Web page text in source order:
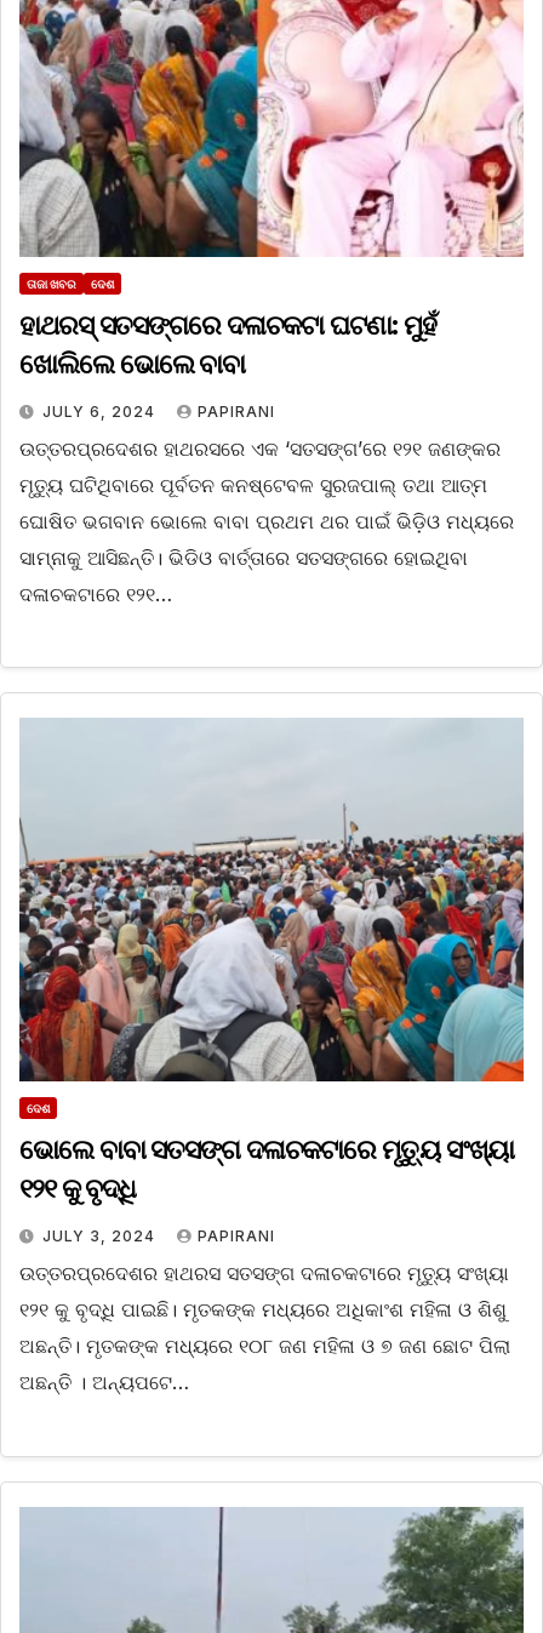
ତାଜା ଖବର ଦେଶ
ହାଥରସ୍ ସତସଙ୍ଗରେ ଦଳାଚକଟା ଘଟଣା: ମୁହଁ
ଖୋଲିଲେ ଭୋଲେ ବାବା
JULY 6, 2024 PAPIRANI
ଉତ୍ତରପ୍ରଦେଶର ହାଥରସରେ ଏକ ‘ସତସଙ୍ଗ’ରେ ୧୨୧ ଜଣଙ୍କର
ମୃତ୍ୟୁ ଘଟିଥିବାରେ ପୂର୍ବତନ କନଷ୍ଟେବଳ ସୁରଜପାଲ୍‌ ତଥ‌ା ଆତ୍ମ
ଘୋଷିତ ଭଗବାନ ଭୋଲେ ବାବା ପ୍ରଥମ ଥର ପାଇଁ ଭିଡ଼ିଓ ମଧ୍ୟରେ
ସାମ୍ନାକୁ ଆସିଛନ୍ତି। ଭିଡିଓ ବାର୍ତ୍ତାରେ ସତସଙ୍ଗରେ ହୋଇଥିବା
ଦଳାଚକଟାରେ ୧୨୧…
ଦେଶ
ଭୋଲେ ବାବା ସତସଙ୍ଗ ଦଳାଚକଟାରେ ମୃତ୍ୟୁ ସଂଖ୍ୟା
୧୨୧ କୁ ବୃଦ୍ଧି
JULY 3, 2024 PAPIRANI
ଉତ୍ତରପ୍ରଦେଶର ହାଥରସ ସତସଙ୍ଗ ଦଳାଚକଟାରେ ମୃତ୍ୟୁ ସଂଖ୍ୟା
୧୨୧ କୁ ବୃଦ୍ଧି ପାଇଛି। ମୃତକଙ୍କ ମଧ୍ୟରେ ଅଧିକାଂଶ ମହିଳା ଓ ଶିଶୁ
ଅଛନ୍ତି। ମୃତକଙ୍କ ମଧ୍ୟରେ ୧୦୮ ଜଣ ମହିଳା ଓ ୭ ଜଣ ଛୋଟ ପିଲା
ଅଛନ୍ତି । ଅନ୍ୟପଟେ…